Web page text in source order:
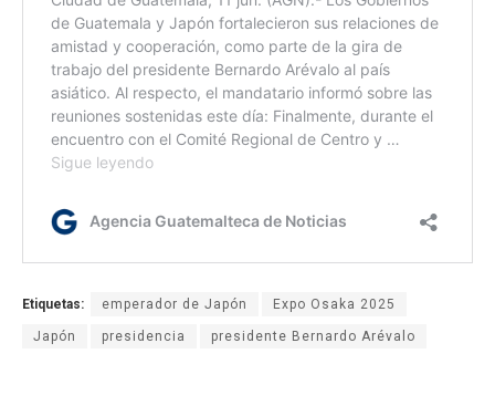
Etiquetas: emperador de Japón Expo Osaka 2025
Japón presidencia presidente Bernardo Arévalo